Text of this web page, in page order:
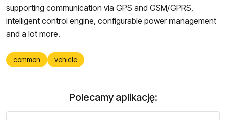
supporting communication via GPS and GSM/GPRS,
intelligent control engine, configurable power management
and a lot more.
common vehicle
Polecamy aplikację: